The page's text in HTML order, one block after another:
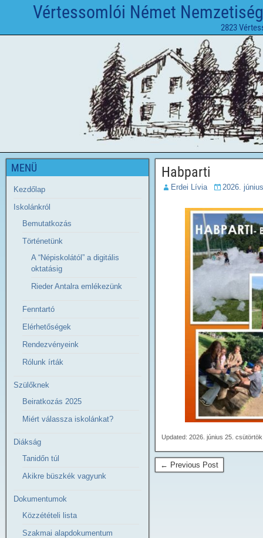
Vértessomlói Német
2823
Habparti
Erdei Lívia 2026.
Updated: 2026. június 25.
← Previous Post
MENÜ
Kezdőlap
Iskolánkról
Bemutatkozás
Történetünk
A “Népiskolától” a digitális
oktatásig
Rieder Antalra emlékezünk
Fenntartó
Elérhetőségek
Rendezvényeink
Rólunk írták
Szülőknek
Beiratkozás 2025
Miért válassza iskolánkat?
Diákság
Tanidőn túl
Akikre büszkék vagyunk
Dokumentumok
Közzétételi lista
Szakmai alapdokumentum